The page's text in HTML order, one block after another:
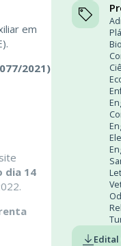
em
2021)
dia 14
Edital